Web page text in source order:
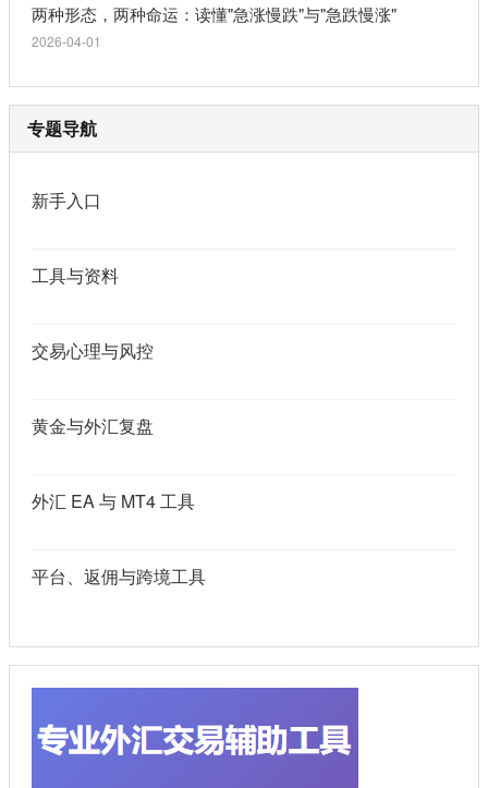
两种形态，两种命运：读懂"急涨慢跌"与"急跌慢涨"
2026-04-01
专题导航
新手入口
工具与资料
交易心理与风控
黄金与外汇复盘
外汇 EA 与 MT4 工具
平台、返佣与跨境工具